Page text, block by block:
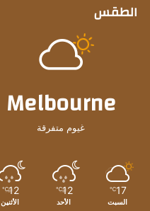
الطقس
Melbourne
غيوم متفرقة
17
℃
السبت
12
℃
الأحد
12
℃
الأثنين